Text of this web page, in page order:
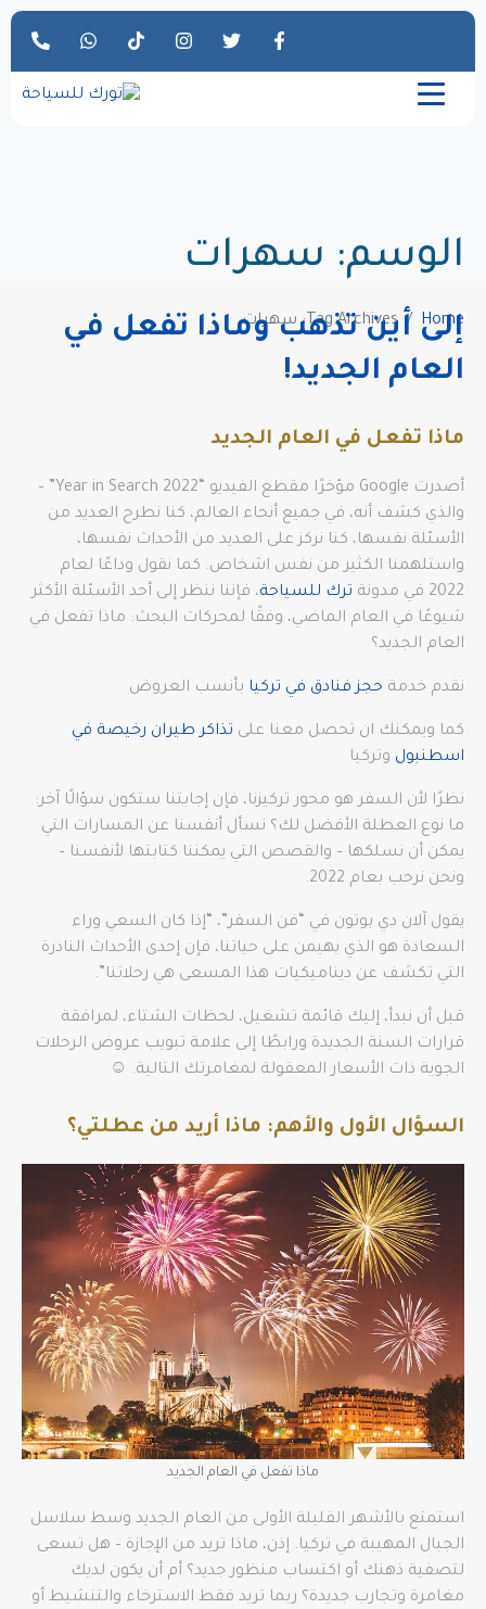
الوسم: سهرات
Home Tag Archives: سهرات
إلى أين تذهب وماذا تفعل في
العام الجديد!
ماذا تفعل في العام الجديد
أصدرت Google مؤخرًا مقطع الفيديو “Year in Search 2022” –
والذي كشف أنه، في جميع أنحاء العالم، كنا نطرح العديد من
الأسئلة نفسها، كنا نركز على العديد من الأحداث نفسها،
واستلهمنا الكثير من نفس اشخاص. كما نقول وداعًا لعام
2022 في مدونة
ترك للسياحة، فإننا ننظر إلى أحد الأسئلة الأكثر
شيوعًا في العام الماضي، وفقًا لمحركات البحث: ماذا تفعل في
العام الجديد؟
نقدم خدمة حجز فنادق في تركيا بأنسب العروض
كما ويمكنك ان تحصل معنا على تذاكر طيران رخيصة في
اسطنبول وتركيا
نظرًا لأن السفر هو محور تركيزنا، فإن إجابتنا ستكون سؤالًا آخر:
ما نوع العطلة الأفضل لك؟ نسأل أنفسنا عن المسارات التي
يمكن أن نسلكها – والقصص التي يمكننا كتابتها لأنفسنا –
ونحن نرحب بعام 2022.
يقول آلان دي بوتون في “فن السفر”، “إذا كان السعي وراء
السعادة هو الذي يهيمن على حياتنا، فإن إحدى الأحداث النادرة
التي تكشف عن ديناميكيات هذا المسعى هي رحلاتنا”.
قبل أن نبدأ، إليك قائمة تشغيل، لحظات الشتاء، لمرافقة
قرارات السنة الجديدة ورابطًا إلى علامة تبويب عروض الرحلات
الجوية ذات الأسعار المعقولة لمغامرتك التالية. ☺
السؤال الأول والأهم: ماذا أريد من عطلتي؟
ماذا تفعل في العام الجديد
استمتع بالأشهر القليلة الأولى من العام الجديد وسط سلاسل
الجبال المهيبة في تركيا. إذن، ماذا تريد من الإجازة – هل تسعى
لتصفية ذهنك أو اكتساب منظور جديد؟ أم أن يكون لديك
مغامرة وتجارب جديدة؟ ربما تريد فقط الاسترخاء والتنشيط أو